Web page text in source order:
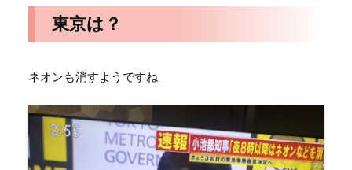
東京は？
ネオンも消すようですね